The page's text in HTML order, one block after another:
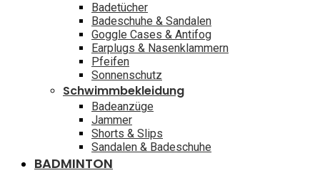
Badetücher
Badeschuhe & Sandalen
Goggle Cases & Antifog
Earplugs & Nasenklammern
Pfeifen
Sonnenschutz
Schwimmbekleidung
Badeanzüge
Jammer
Shorts & Slips
Sandalen & Badeschuhe
BADMINTON